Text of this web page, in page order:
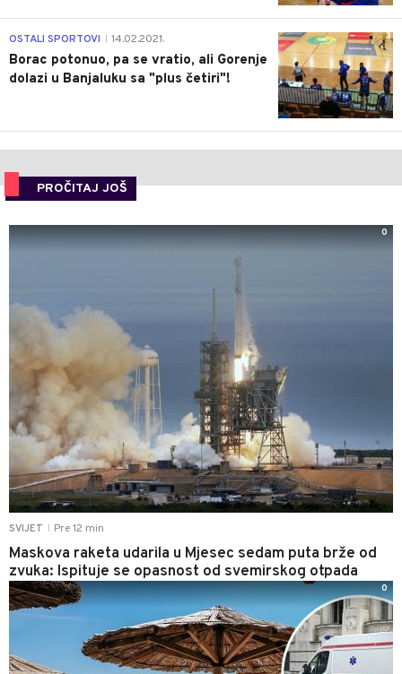
3
OSTALI SPORTOVI 14.02.2021.
Borac potonuo, pa se vratio, ali Gorenje
dolazi u Banjaluku sa "plus četiri"!
PROČITAJ JOŠ
SVIJET Pre 12 min
Maskova raketa udarila u Mjesec sedam puta brže od
zvuka: Ispituje se opasnost od svemirskog otpada
0
0